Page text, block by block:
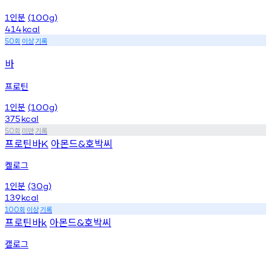
1 인분 (100g)
414kcal
50회 이상기록
바
프로틴
1 인분 (100g)
375kcal
50회 미만기록
프로틴바K 아몬드&호박씨
켈로그
1 인분 (30g)
139kcal
100회 이상기록
프로틴바k 아몬드&호박씨
캘로그